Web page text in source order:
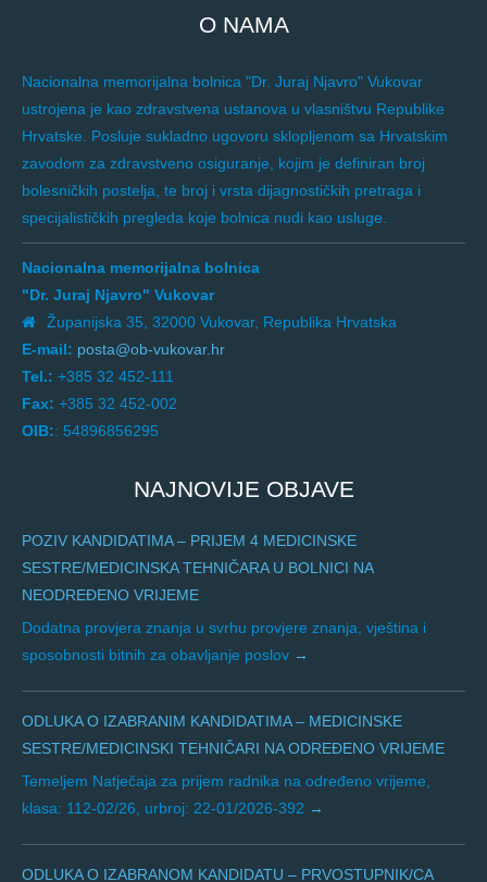
O NAMA
Nacionalna memorijalna bolnica "Dr. Juraj Njavro" Vukovar
ustrojena je kao zdravstvena ustanova u vlasništvu Republike
Hrvatske. Posluje sukladno ugovoru sklopljenom sa Hrvatskim
zavodom za zdravstveno osiguranje, kojim je definiran broj
bolesničkih postelja, te broj i vrsta dijagnostičkih pretraga i
specijalističkih pregleda koje bolnica nudi kao usluge.
Nacionalna memorijalna bolnica
"Dr. Juraj Njavro" Vukovar
Županijska 35, 32000 Vukovar, Republika Hrvatska
E-mail: posta@ob-vukovar.hr
Tel.: +385 32 452-111
Fax: +385 32 452-002
OIB:: 54896856295
NAJNOVIJE OBJAVE
POZIV KANDIDATIMA – PRIJEM 4 MEDICINSKE
SESTRE/MEDICINSKA TEHNIČARA U BOLNICI NA
NEODREĐENO VRIJEME
Dodatna provjera znanja u svrhu provjere znanja, vještina i
sposobnosti bitnih za obavljanje poslov
ODLUKA O IZABRANIM KANDIDATIMA – MEDICINSKE
SESTRE/MEDICINSKI TEHNIČARI NA ODREĐENO VRIJEME
Temeljem Natječaja za prijem radnika na određeno vrijeme,
klasa: 112-02/26, urbroj: 22-01/2026-392
ODLUKA O IZABRANOM KANDIDATU – PRVOSTUPNIK/CA